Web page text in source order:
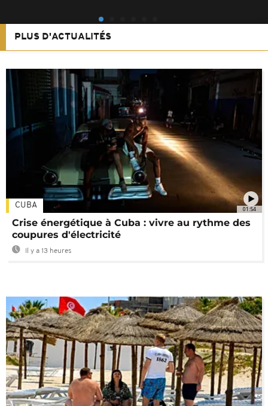
PLUS D'ACTUALITÉS
01:54
CUBA
Crise énergétique à Cuba : vivre au rythme des
coupures d'électricité
Il y a 13 heures